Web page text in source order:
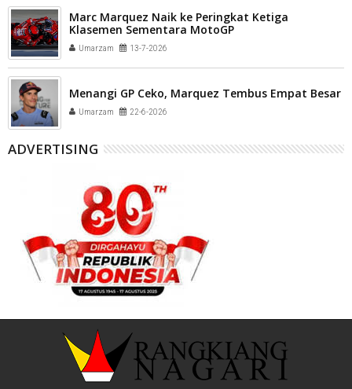
Marc Marquez Naik ke Peringkat Ketiga
Klasemen Sementara MotoGP
Umarzam 13-7-2026
Menangi GP Ceko, Marquez Tembus Empat Besar
Umarzam 22-6-2026
ADVERTISING